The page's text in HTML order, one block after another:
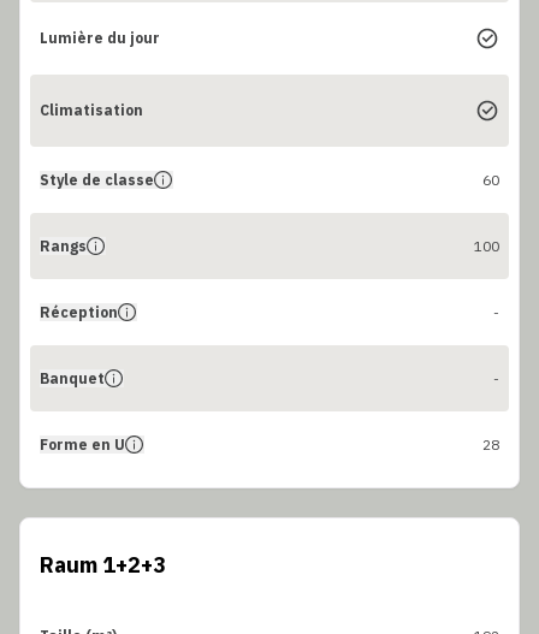
Lumière du jour
Climatisation
Style de classe 60
Rangs 100
Réception -
Banquet -
Forme en U 28
Raum 1+2+3